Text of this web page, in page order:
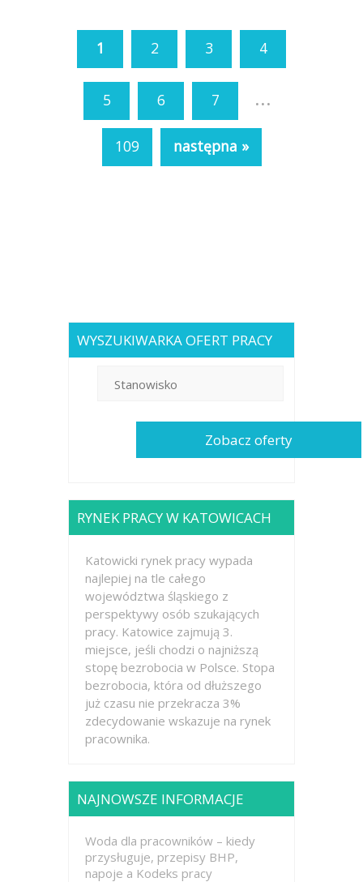
1 2 3 4
5 6 7 ...
109 następna »
WYSZUKIWARKA OFERT PRACY
RYNEK PRACY W KATOWICACH
Katowicki rynek pracy wypada
najlepiej na tle całego
województwa śląskiego z
perspektywy osób szukających
pracy. Katowice zajmują 3.
miejsce, jeśli chodzi o najniższą
stopę bezrobocia w Polsce. Stopa
bezrobocia, która od dłuższego
już czasu nie przekracza 3%
zdecydowanie wskazuje na rynek
pracownika.
NAJNOWSZE INFORMACJE
Woda dla pracowników – kiedy
przysługuje, przepisy BHP,
napoje a Kodeks pracy